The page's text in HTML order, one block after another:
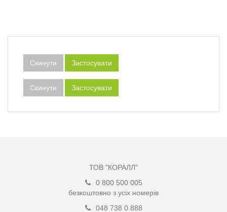
Скинути Застосувати
Скинути Застосувати
ТОВ "КОРАЛЛ"
0 800 500 005
безкоштовно з усіх номерів
048 738 0 888